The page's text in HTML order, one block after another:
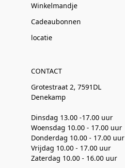
Winkelmandje
Cadeaubonnen
locatie
CONTACT
Grotestraat 2, 7591DL
Denekamp
Dinsdag 13.00 -17.00 uur
Woensdag 10.00 - 17.00 uur
Donderdag 10.00 - 17.00 uur
Vrijdag 10.00 - 17.00 uur
Zaterdag 10.00 - 16.00 uur